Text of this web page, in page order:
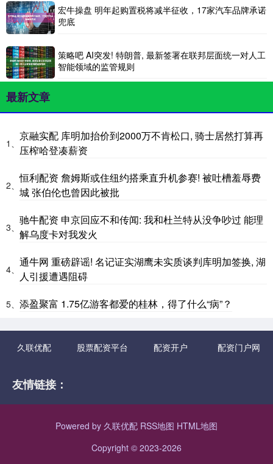
宏牛操盘 明年起购置税将减半征收，17家汽车品牌承诺
兜底
策略吧 AI突发! 特朗普, 最新签署在联邦层面统一对人工
智能领域的监管规则
最新文章
1、
京融实配 库明加抬价到2000万不肯松口, 骑士居然打算再
压榨哈登凑薪资
2、
恒利配资 詹姆斯或住纽约搭乘直升机参赛! 被吐槽羞辱费
城 张伯伦也曾因此被批
3、
驰牛配资 申京回应不和传闻: 我和杜兰特从没争吵过 能理
解乌度卡对我发火
4、
通牛网 重磅辟谣! 名记证实湖鹰未实质谈判库明加签换, 湖
人引援遭遇阻碍
5、 添盈聚富 1.75亿游客都爱的桂林，得了什么“病”？
久联优配 股票配资平台 配资开户 配资门户网
友情链接：
Powered by 久联优配 RSS地图 HTML地图
Copyright © 2023-2026